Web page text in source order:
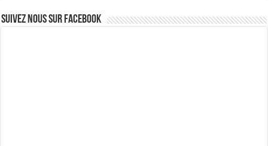
Suivez nous Sur Facebook